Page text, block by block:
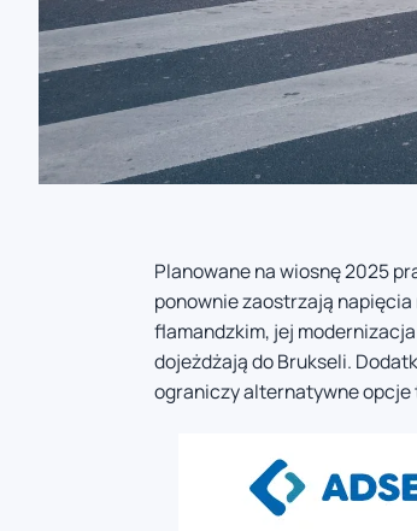
Planowane na wiosnę 2025
ponownie zaostrzają
flamandzkim, jej
dojeżdżają do Brukseli.
ograniczy alternatywne